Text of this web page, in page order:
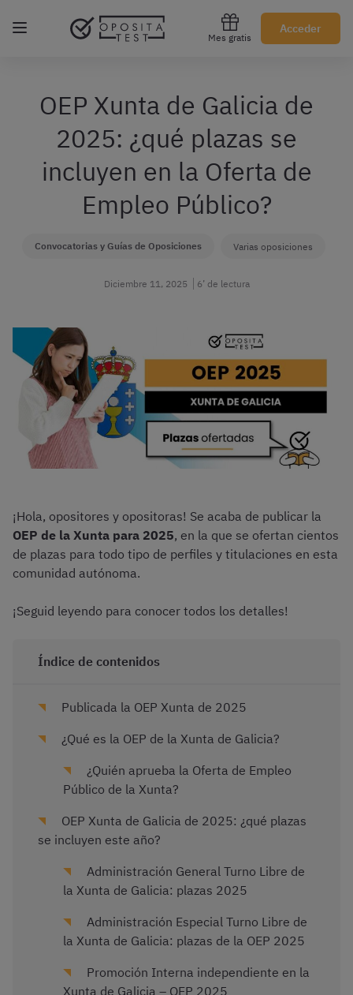
Mes gratis
Acceder
Regístrate gratis
OEP Xunta de Galicia de
2025: ¿qué plazas se
incluyen en la Oferta de
Empleo Público?
Convocatorias y Guías de Oposiciones Varias oposiciones
Diciembre 11, 2025 6’ de lectura
¡Hola, opositores y opositoras! Se acaba de publicar la
OEP de la Xunta para 2025, en la que se ofertan cientos
de plazas para todo tipo de perfiles y titulaciones en esta
comunidad autónoma.
¡Seguid leyendo para conocer todos los detalles!
Índice de contenidos
Publicada la OEP Xunta de 2025
¿Qué es la OEP de la Xunta de Galicia?
¿Quién aprueba la Oferta de Empleo
Público de la Xunta?
OEP Xunta de Galicia de 2025: ¿qué plazas
se incluyen este año?
Administración General Turno Libre de
la Xunta de Galicia: plazas 2025
Administración Especial Turno Libre de
la Xunta de Galicia: plazas de la OEP 2025
Promoción Interna independiente en la
Xunta de Galicia – OEP 2025